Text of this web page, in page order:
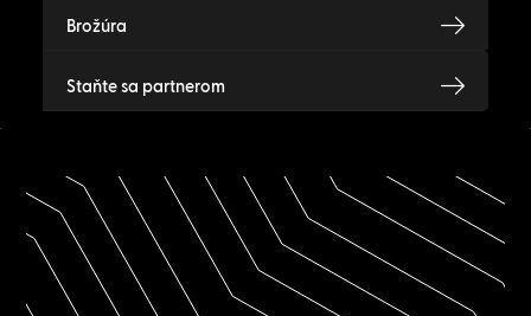
Brožúra
Staňte sa partnerom